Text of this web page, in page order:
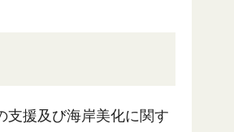
支援及び海岸美化に関す